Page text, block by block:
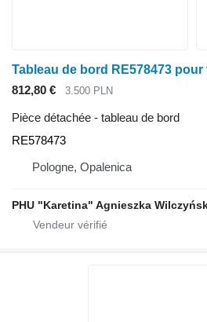
812,80 € 3.500 PLN
Pièce détachée - tableau de bord
RE578473
Pologne, Opalenica
PHU "Karetina" Agnieszka